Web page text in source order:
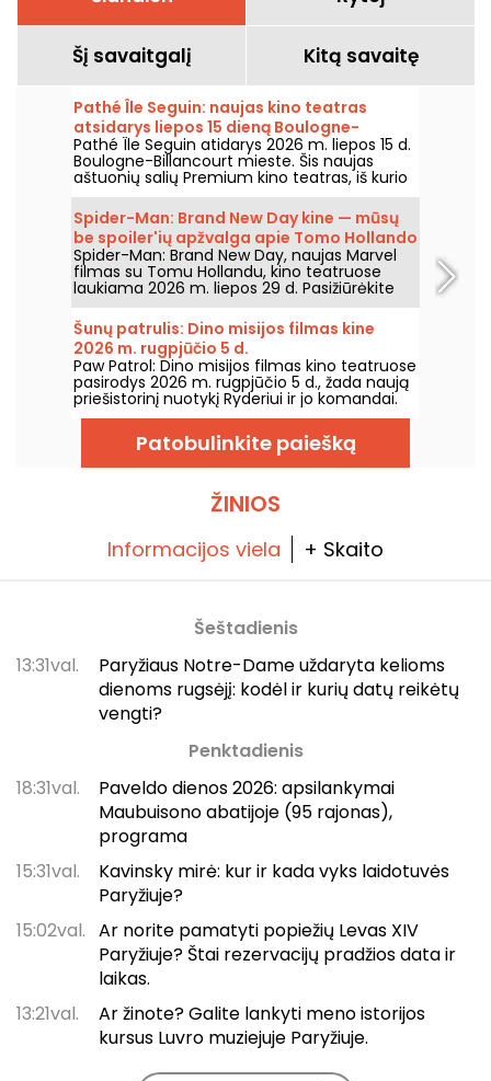
Šį savaitgalį Kitą savaitę
Pathé Île Seguin: naujas kino teatras
atsidarys liepos 15 dieną Boulogne-
Billancourt
Pathé Île Seguin atidarys 2026 m. liepos 15 d.
Boulogne-Billancourt mieste. Šis naujas
aštuonių salių Premium kino teatras, iš kurio
viena salė – IMAX, įsikurs Pointe des Arts
teritorijoje Île Seguin saloje.
Spider-Man: Brand New Day kine — mūsų
be spoiler'ių apžvalga apie Tomo Hollando
grįžimą į Žmogų-Vorą
Spider-Man: Brand New Day, naujas Marvel
filmas su Tomu Hollandu, kino teatruose
laukiama 2026 m. liepos 29 d. Pasižiūrėkite
mūsų apžvalgą!
Šunų patrulis: Dino misijos filmas kine
2026 m. rugpjūčio 5 d.
Paw Patrol: Dino misijos filmas kino teatruose
pasirodys 2026 m. rugpjūčio 5 d., žada naują
priešistorinį nuotykį Ryderiui ir jo komandai.
Patobulinkite paiešką
ŽINIOS
Informacijos viela + Skaito
Šeštadienis
13:31val.
Paryžiaus Notre-Dame uždaryta kelioms
dienoms rugsėjį: kodėl ir kurių datų reikėtų
vengti?
Penktadienis
18:31val.
Paveldo dienos 2026: apsilankymai
Maubuisono abatijoje (95 rajonas),
programa
15:31val.
Kavinsky mirė: kur ir kada vyks laidotuvės
Paryžiuje?
15:02val. Ar norite pamatyti popiežių Levas XIV
Paryžiuje? Štai rezervacijų pradžios data ir
laikas.
13:21val.
Ar žinote? Galite lankyti meno istorijos
kursus Luvro muziejuje Paryžiuje.